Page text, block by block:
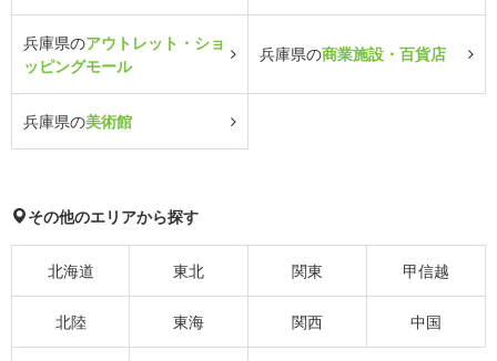
兵庫県のアウトレット・ショ
ッピングモール
兵庫県の商業施設・百貨店
兵庫県の美術館
その他のエリアから探す
北海道 東北 関東 甲信越
北陸 東海 関西 中国